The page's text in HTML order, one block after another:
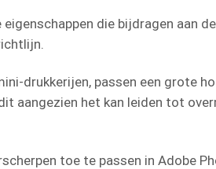
die bijdragen aan
drukkerijen, passen een grote
aangezien het kan leiden tot
toe te passen in Adobe